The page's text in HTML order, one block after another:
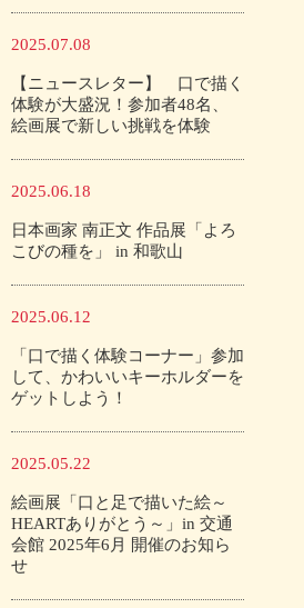
2025.07.08
【ニュースレター】 口で描く
体験が大盛況！参加者48名、
絵画展で新しい挑戦を体験
2025.06.18
日本画家 南正文 作品展「よろ
こびの種を」 in 和歌山
2025.06.12
「口で描く体験コーナー」参加
して、かわいいキーホルダーを
ゲットしよう！
2025.05.22
絵画展「口と足で描いた絵～
HEARTありがとう～」in 交通
会館 2025年6月 開催のお知ら
せ